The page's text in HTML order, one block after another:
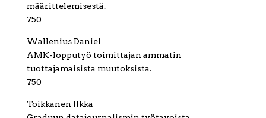
määrittelemisestä.
750
Wallenius Daniel
AMK-lopputyö toimittajan ammatin
tuottajamaisista muutoksista.
750
Toikkanen Ilkka